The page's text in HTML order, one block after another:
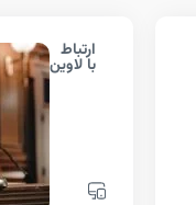
ارتباط
با لاوین